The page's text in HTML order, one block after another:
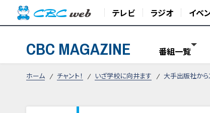
テレビ ラジオ イベ
CBC MAGAZINE 番組一覧
ホーム チャント！ いざ学校に向井ます 大手出版社から